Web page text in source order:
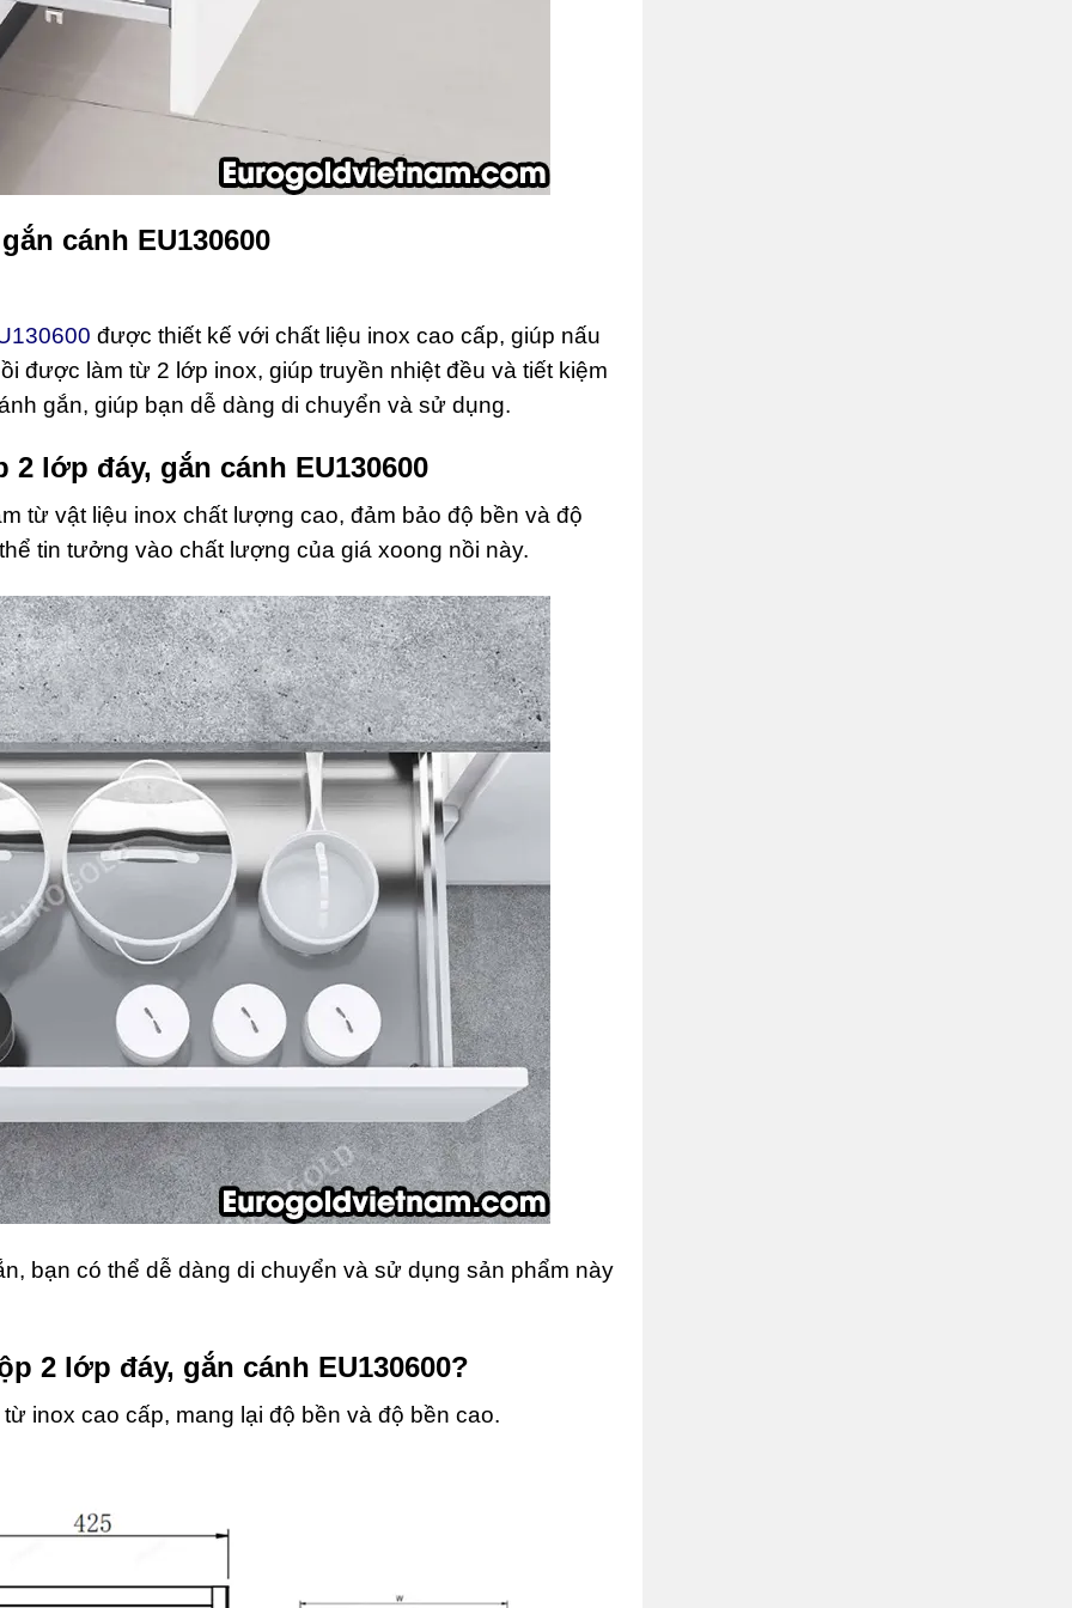
cánh EU130600
được thiết kế với chất liệu inox cao cấp, giúp nấu
được làm từ 2 lớp inox, giúp truyền nhiệt đều và tiết kiệm
gắn, giúp bạn dễ dàng di chuyển và sử dụng.
lớp đáy, gắn cánh EU130600
từ vật liệu inox chất lượng cao, đảm bảo độ bền và độ
tin tưởng vào chất lượng của giá xoong nồi này.
bạn có thể dễ dàng di chuyển và sử dụng sản phẩm này
2 lớp đáy, gắn cánh EU130600?
inox cao cấp, mang lại độ bền và độ bền cao.